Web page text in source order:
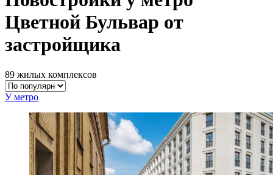
Цветной Бульвар от
застройщика
89 жилых комплексов
У метро